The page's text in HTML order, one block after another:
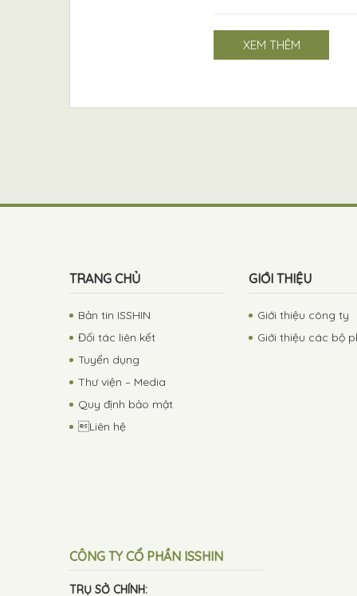
XEM THÊM
TRANG CHỦ
Bản tin ISSHIN
Đối tác liên kết
Tuyển dụng
Thư viện – Media
Quy định bảo mật
Liên hệ
GIỚI THIỆU
Giới thiệu công ty
Giới thiệu các bộ
CÔNG TY CỔ PHẦN ISSHIN
TRỤ SỞ CHÍNH: